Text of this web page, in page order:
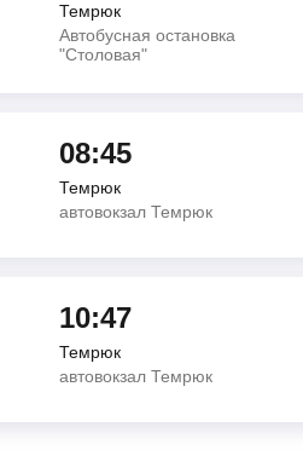
Темрюк
Автобусная остановка
"Столовая"
08:45
Темрюк
автовокзал Темрюк
10:47
Темрюк
автовокзал Темрюк